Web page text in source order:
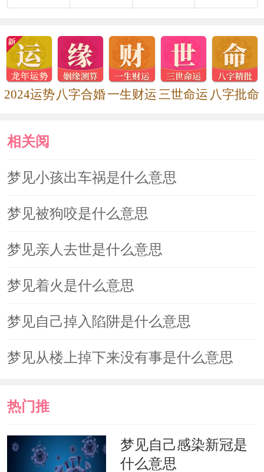
你的经济状况不是很乐观，手头上的流
动资金不多，存款暂时还不能动，眼看
着只出不进，手边的钱一点点地变少，
真是愁煞人也。
你在表现得也是可圈可点，学习效率颇
高，吸收新知不费吹灰之力，考试表现
2024运势 八字合婚一生财运三世命运 八字批命
相关阅
读
梦见小孩出车祸是什么意思
梦见被狗咬是什么意思
梦见亲人去世是什么意思
梦见着火是什么意思
梦见自己掉入陷阱是什么意思
梦见从楼上掉下来没有事是什么意思
热门推
荐
梦见自己感染新冠是
什么意思